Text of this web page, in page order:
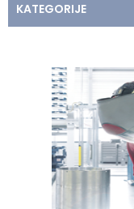
KATEGORIJE